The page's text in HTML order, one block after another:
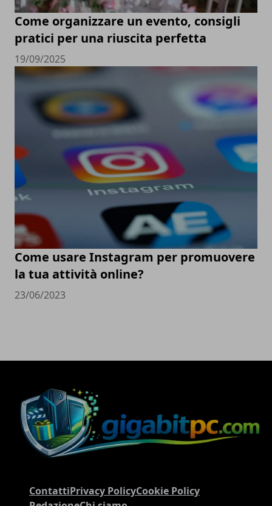
Come organizzare un evento, consigli
pratici per una riuscita perfetta
19/09/2025
Come usare Instagram per promuovere
la tua attività online?
23/06/2023
ContattiPrivacy PolicyCookie Policy